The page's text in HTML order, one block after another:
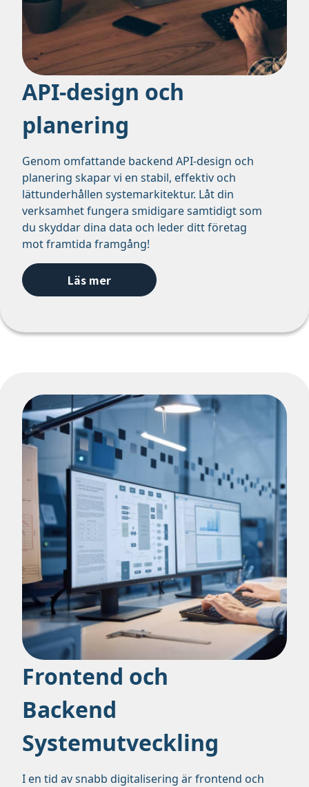
API-design och
planering
Genom omfattande backend API-design och
planering skapar vi en stabil, effektiv och
lättunderhållen systemarkitektur. Låt din
verksamhet fungera smidigare samtidigt som
du skyddar dina data och leder ditt företag
mot framtida framgång!
Läs mer
Frontend och
Backend
Systemutveckling
I en tid av snabb digitalisering är frontend och